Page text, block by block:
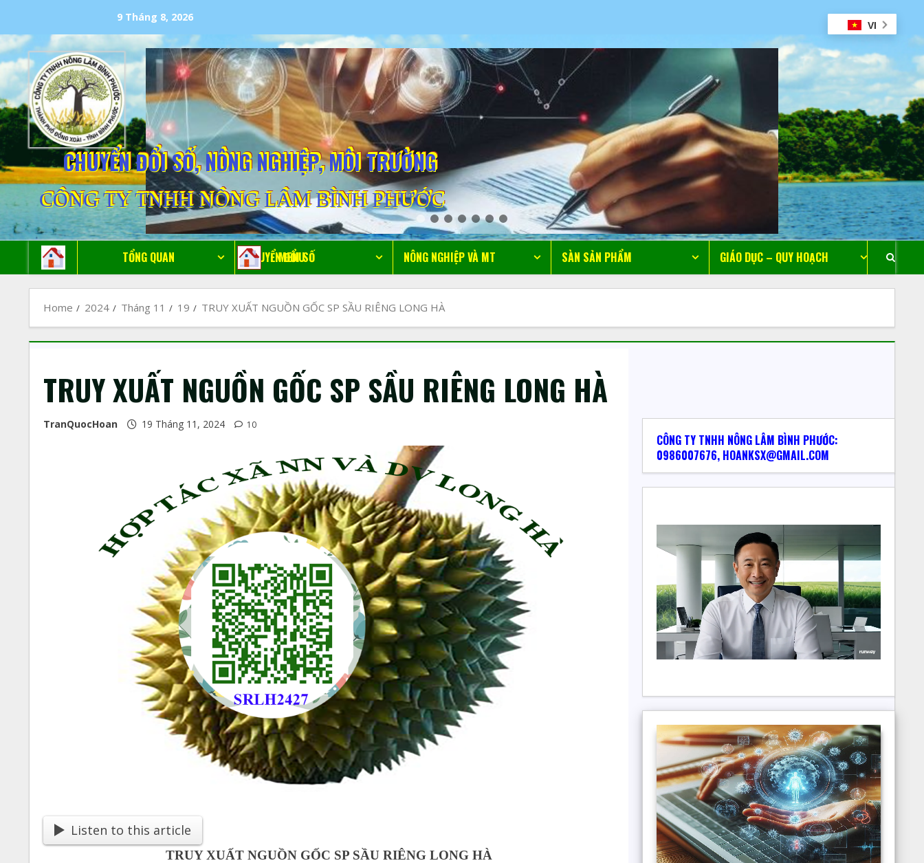
MENU
9 Tháng 8, 2026
CHUYỂN ĐỔI SỐ, NÔNG NGHIỆP, MÔI TRƯỜNG
CÔNG TY TNHH NÔNG LÂM BÌNH PHƯỚC
TỔNG QUAN CHUYỂN ĐỔI SỐ NÔNG NGHIỆP VÀ MT SÀN SẢN PHẨM GIÁO DỤC – QUY HOẠCH
Home 2024 Tháng 11 19 TRUY XUẤT NGUỒN GỐC SP SẦU RIÊNG LONG HÀ
TRUY XUẤT NGUỒN GỐC SP SẦU RIÊNG LONG HÀ
TranQuocHoan 19 Tháng 11, 2024 10
Listen to this article
TRUY XUẤT NGUỒN GỐC SP SẦU RIÊNG LONG HÀ
CÔNG TY TNHH NÔNG LÂM BÌNH PHƯỚC:
0986007676, HOANKSX@GMAIL.COM
VI